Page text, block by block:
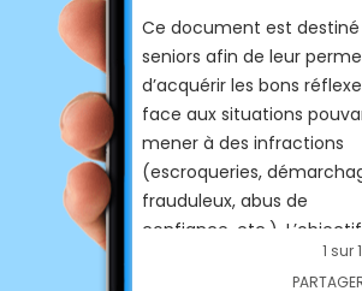
Ce document est
seniors afin de leur
d’acquérir les bons
face aux situations
mener à des infractions
(escroqueries,
frauduleux, abus de
confiance, etc.).
1 sur 1